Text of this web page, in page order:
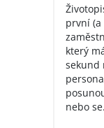
první (a
který
sekund
nebo